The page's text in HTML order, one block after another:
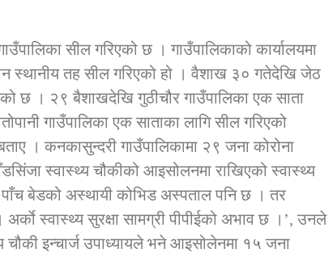
कार्यक्रम कार्यान्वयन एकाई जुम्लाको सुचना
सील गरिएको छ । गाउँपालिकाको कार्यालयमा
स्थानीय तह सील गरिएको हो । वैशाख ३० गतेदेखि जेठ
छ । २९ बैशाखदेखि गुठीचौर गाउँपालिका एक साता
गाउँपालिका एक साताका लागि सील गरिएको
। कनकासुन्दरी गाउँपालिकामा २९ जना कोरोना
स्वास्थ्य चौकीको आइसोलनमा राखिएको स्वास्थ्य
पाँच बेडको अस्थायी कोभिड अस्पताल पनि छ । तर
स्वास्थ्य सुरक्षा सामग्री पीपीईको अभाव छ ।’, उनले
इन्चार्ज उपाध्यायले भने आइसोलेनमा १५ जना